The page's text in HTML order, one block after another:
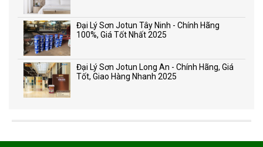
Đại Lý Sơn Jotun Tây Ninh - Chính Hãng
100%, Giá Tốt Nhất 2025
Đại Lý Sơn Jotun Long An - Chính Hãng, Giá
Tốt, Giao Hàng Nhanh 2025